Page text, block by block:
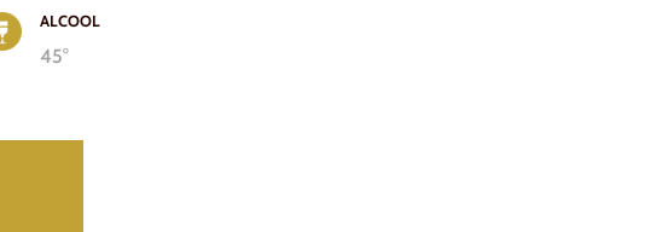
ALCOOL
45°